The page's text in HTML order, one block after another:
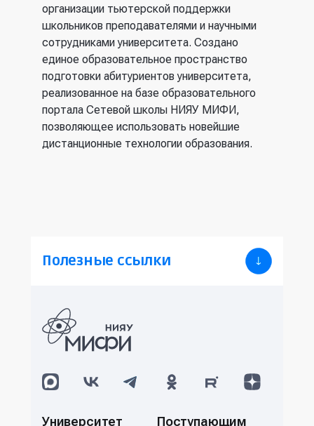
организации тьютерской поддержки
школьников преподавателями и научными
сотрудниками университета. Создано
единое образовательное пространство
подготовки абитуриентов университета,
реализованное на базе образовательного
портала Сетевой школы НИЯУ МИФИ,
позволяющее использовать новейшие
дистанционные технологии образования.
Полезные ссылки
Университет
Поступающим